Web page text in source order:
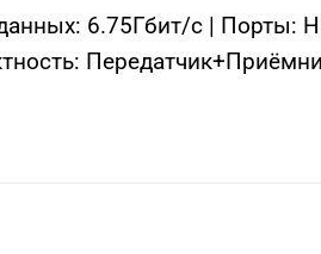
6.75Гбит/с | Порты: